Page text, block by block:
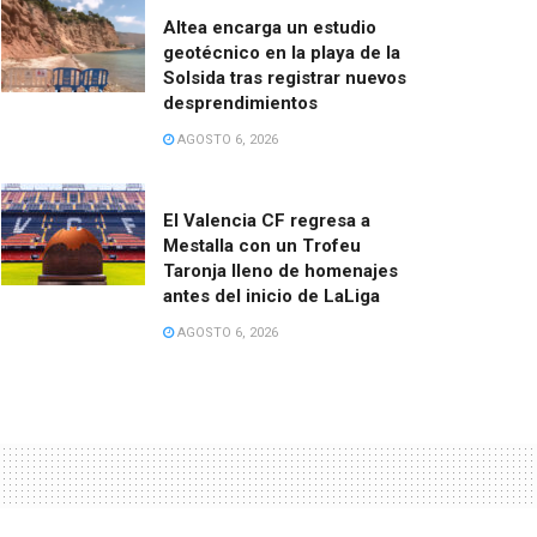
Altea encarga un estudio
geotécnico en la playa de la
Solsida tras registrar nuevos
desprendimientos
AGOSTO 6, 2026
El Valencia CF regresa a
Mestalla con un Trofeu
Taronja lleno de homenajes
antes del inicio de LaLiga
AGOSTO 6, 2026